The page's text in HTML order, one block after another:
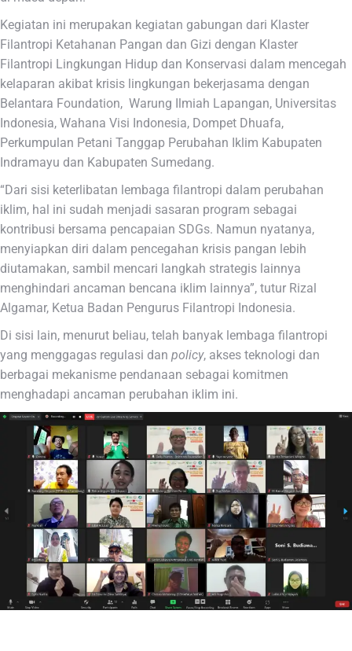
Kegiatan ini merupakan kegiatan gabungan dari Klaster
Filantropi Ketahanan Pangan dan Gizi dengan Klaster
Filantropi Lingkungan Hidup dan Konservasi dalam mencegah
kelaparan akibat krisis lingkungan bekerjasama dengan
Belantara Foundation, Warung Ilmiah Lapangan, Universitas
Indonesia, Wahana Visi Indonesia, Dompet Dhuafa,
Perkumpulan Petani Tanggap Perubahan Iklim Kabupaten
Indramayu dan Kabupaten Sumedang.
“Dari sisi keterlibatan lembaga filantropi dalam perubahan
iklim, hal ini sudah menjadi sasaran program sebagai
kontribusi bersama pencapaian SDGs. Namun nyatanya,
menyiapkan diri dalam pencegahan krisis pangan lebih
diutamakan, sambil mencari langkah strategis lainnya
menghindari ancaman bencana iklim lainnya”, tutur Rizal
Algamar, Ketua Badan Pengurus Filantropi Indonesia.
Di sisi lain, menurut beliau, telah banyak lembaga filantropi
yang menggagas regulasi dan policy, akses teknologi dan
berbagai mekanisme pendanaan sebagai komitmen
menghadapi ancaman perubahan iklim ini.